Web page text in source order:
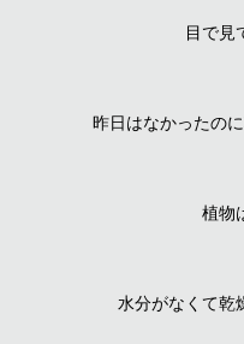
目で見
昨日はなかったの
植物
水分がなくて乾